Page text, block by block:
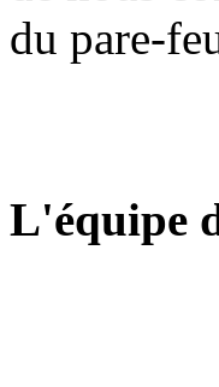
du pare-
L'équipe